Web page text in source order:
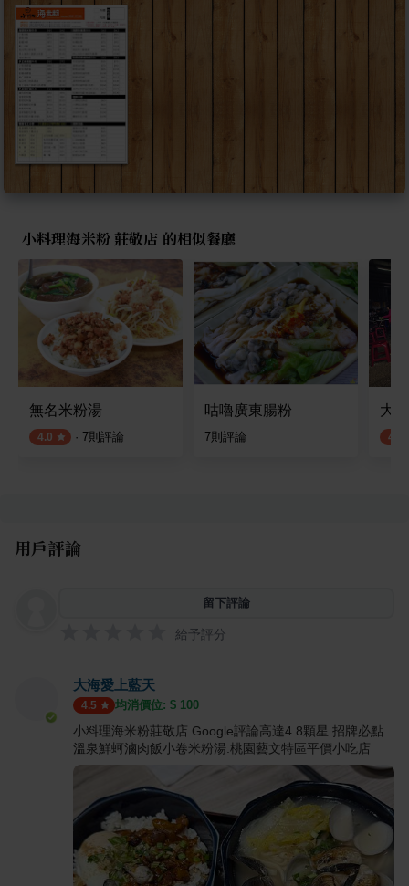
小料理海米粉 莊敬店 的相似餐廳
無名米粉湯
4.0 · 7則評論
咕嚕廣東腸粉
7則評論
大
4.0
用戶評論
留下評論
給予評分
大海愛上藍天
4.5 均消價位: $ 100
小料理海米粉莊敬店.Google評論高達4.8顆星.招牌必點
溫泉鮮蚵滷肉飯小卷米粉湯.桃園藝文特區平價小吃店